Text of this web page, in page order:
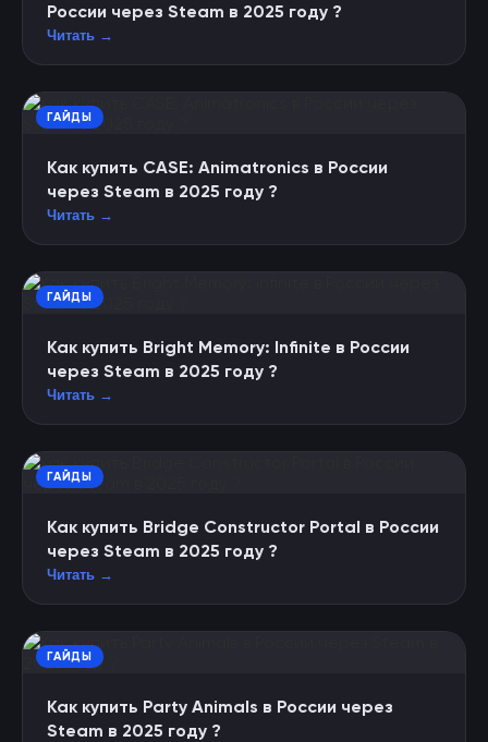
России через Steam в 2025 году ?
Читать →
ГАЙДЫ
Как купить CASE: Animatronics в России
через Steam в 2025 году ?
Читать →
ГАЙДЫ
Как купить Bright Memory: Infinite в России
через Steam в 2025 году ?
Читать →
ГАЙДЫ
Как купить Bridge Constructor Portal в России
через Steam в 2025 году ?
Читать →
ГАЙДЫ
Как купить Party Animals в России через
Steam в 2025 году ?